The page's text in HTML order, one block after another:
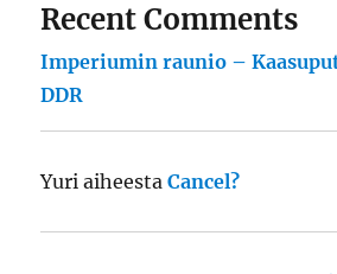
Recent Comments
Imperiumin raunio –
DDR
Yuri aiheestaCancel?